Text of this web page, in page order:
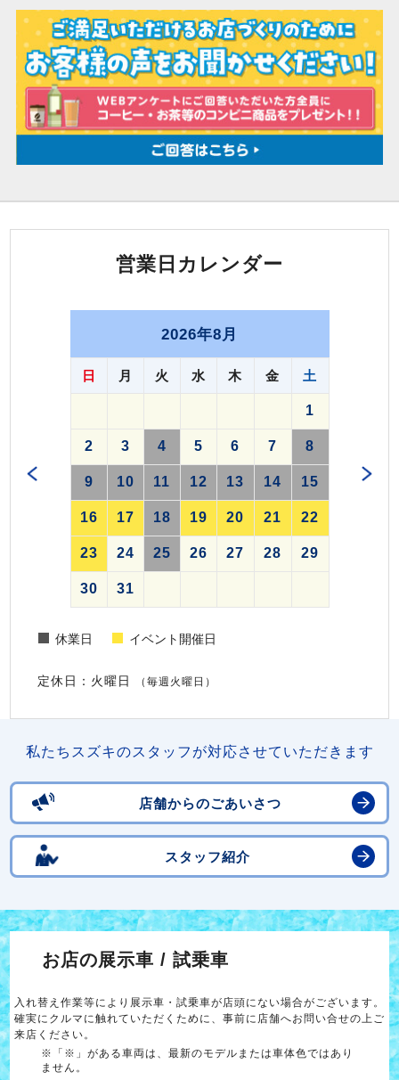
営業日カレンダー
2026年8月
日 月 火 水 木 金 土
1
2 3 4 5 6 7 8
9 10 11 12 13 14 15
16 17 18 19 20 21 22
23 24 25 26 27 28 29
30 31
休業日 イベント開催日
定休日：火曜日 （毎週火曜日）
私たちスズキのスタッフが対応させていただきます
店舗からのごあいさつ
スタッフ紹介
お店の展示車 / 試乗車
入れ替え作業等により展示車・試乗車が店頭にない場合がございます。
確実にクルマに触れていただくために、事前に店舗へお問い合せの上ご
来店ください。
※「※」がある車両は、最新のモデルまたは車体色ではあり
ません。